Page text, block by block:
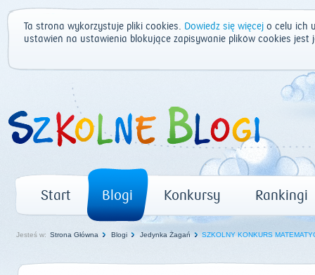
Ta strona wykorzystuje pliki cookies. Dowiedz się więcej o celu ich
ustawień na ustawienia blokujące zapisywanie plików cookies
Start Blogi Konkursy Rankingi
Jesteś w: Strona Główna Blogi Jedynka Żagań SZKOLNY KONKURS